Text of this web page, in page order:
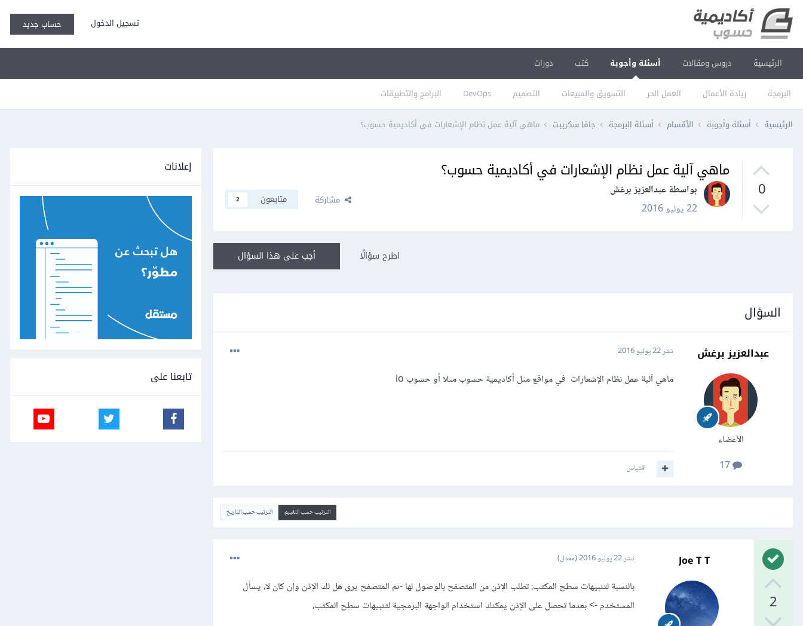
تسجيل الدخول حساب جديد
الرئيسية دروس ومقالات أسئلة وأجوبة
البرمجة ريادة الأعمال العمل الحر التسويق والمبيعات التصميم DevOps البرامج والتطبيقات
كتب دورات
الرئيسية أسئلة وأجوبة الأقسام أسئلة البرمجة جافا سكريبت ماهي آلية عمل نظام الإشعارات في أكاديمية حسوب؟
0
ماهي آلية عمل نظام الإشعارات في أكاديمية حسوب؟
بواسطة عبدالعزيز برغش
22 يوليو 2016
مشاركة متابعون 2
أجب على هذا السؤال اطرح سؤالًا
السؤال
عبدالعزيز برغش
الأعضاء
نشر22 يوليو 2016
ماهي آلية عمل نظام الإشعارات في مواقع مثل أكاديمية حسوب مثلا أو حسوب io
اقتباس
الترتيب حسب التقييم الترتيب حسب التاريخ
2
Joe T T نشر22 يوليو 2016 (معدل)
بالنسبة لتنبيهات سطح المكتب: تطلب الإذن من المتصفح بالوصول لها -ثم المتصفح يرى هل لك الإذن وإن كان لا، يسأل
المستخدم -> بعدما تحصل على الإذن يمكنك استخدام الواجهة البرمجية لتنبيهات سطح المكتب،
إعلانات
تابعنا على